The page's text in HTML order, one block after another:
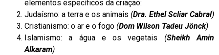
elementos específicos da criação:
Judaísmo: a terra e os animais (Dra. Ethel Scliar Cabral)
Cristianismo: o ar e o fogo (Dom Wilson Tadeu Jönck)
Islamismo: a água e os vegetais (Sheikh Amin
Alkaram)